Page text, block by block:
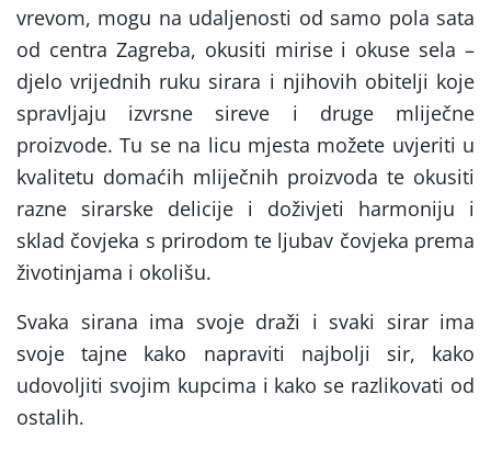
vrevom, mogu na udaljenosti od samo pola sata
od centra Zagreba, okusiti mirise i okuse sela –
djelo vrijednih ruku sirara i njihovih obitelji koje
spravljaju izvrsne sireve i druge mliječne
proizvode. Tu se na licu mjesta možete uvjeriti u
kvalitetu domaćih mliječnih proizvoda te okusiti
razne sirarske delicije i doživjeti harmoniju i
sklad čovjeka s prirodom te ljubav čovjeka prema
životinjama i okolišu.
Svaka sirana ima svoje draži i svaki sirar ima
svoje tajne kako napraviti najbolji sir, kako
udovoljiti svojim kupcima i kako se razlikovati od
ostalih.